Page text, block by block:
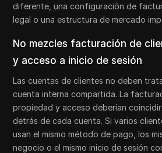
diferente, una configuración de
legal o una estructura de mercado
No mezcles facturación de
y acceso a inicio de sesión
Las cuentas de clientes no deben
cuenta interna compartida. La
propiedad y acceso deberían
detrás de cada cuenta. Si varios
usan el mismo método de pago, los
negocio o el mismo inicio de sesión